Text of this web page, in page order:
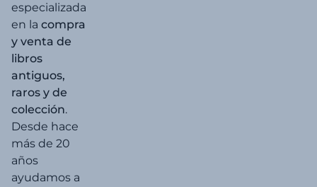
especializada
en la compra
y venta de
libros
antiguos,
raros y de
colección.
Desde hace
más de 20
años
ayudamos a